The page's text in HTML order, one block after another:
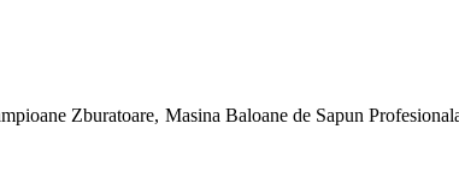
Zburatoare, Masina Baloane de Sapun